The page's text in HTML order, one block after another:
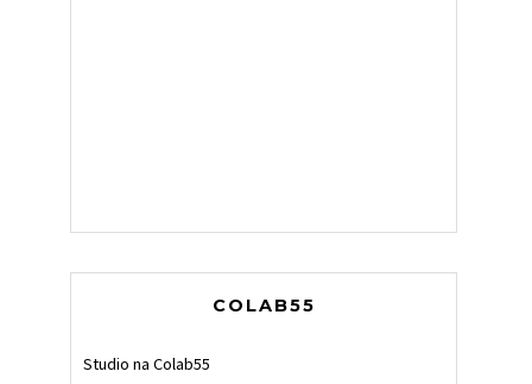
COLAB55
Studio na Colab55